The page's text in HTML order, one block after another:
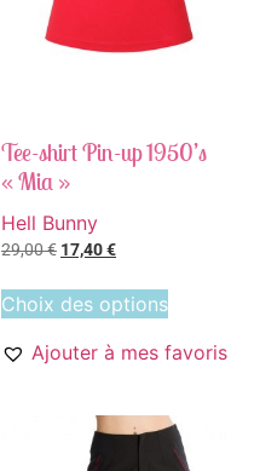
Tee-shirt Pin-up 1950’s
« Mia »
Hell Bunny
29,00€ 17,40€
Choix des options
Ajouter à mes favoris